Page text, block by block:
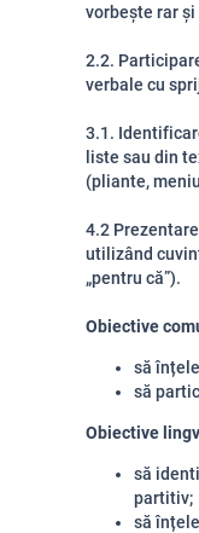
vorbește
2.2.
verbale cu
3.1.
liste sau din
(pliante,
4.2
utilizând
„pentru că”).
Obiective
să
să
Obiective
să
partitiv;
să